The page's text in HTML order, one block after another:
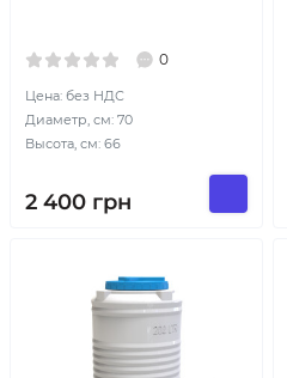
0
Цена: без НДС
Диаметр, см: 70
Высота, см: 66
2 400 грн